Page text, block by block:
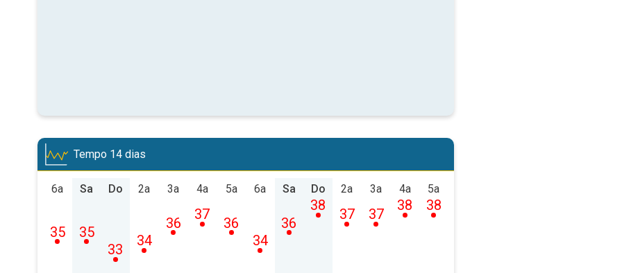
Tempo 14 dias
6a
35
Sa
35
Do
33
2a
34
3a
36
4a
37
5a
36
6a
34
Sa
36
Do
38
2a
37
3a
37
4a
38
5a
38